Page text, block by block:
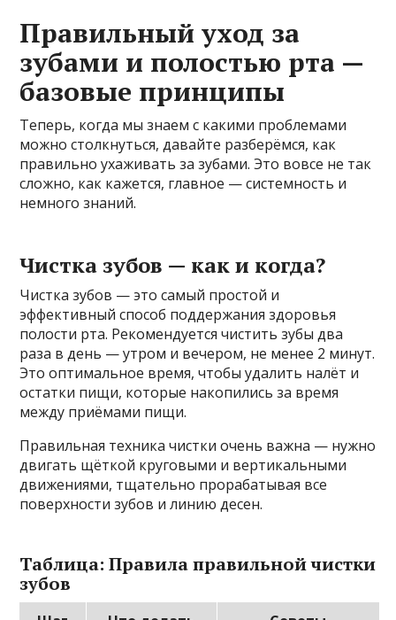
Правильный уход за
зубами и полостью рта —
базовые принципы
Теперь, когда мы знаем с какими проблемами
можно столкнуться, давайте разберёмся, как
правильно ухаживать за зубами. Это вовсе не так
сложно, как кажется, главное — системность и
немного знаний.
Чистка зубов — как и когда?
Чистка зубов — это самый простой и
эффективный способ поддержания здоровья
полости рта. Рекомендуется чистить зубы два
раза в день — утром и вечером, не менее 2 минут.
Это оптимальное время, чтобы удалить налёт и
остатки пищи, которые накопились за время
между приёмами пищи.
Правильная техника чистки очень важна — нужно
двигать щёткой круговыми и вертикальными
движениями, тщательно прорабатывая все
поверхности зубов и линию десен.
Таблица: Правила правильной чистки
зубов